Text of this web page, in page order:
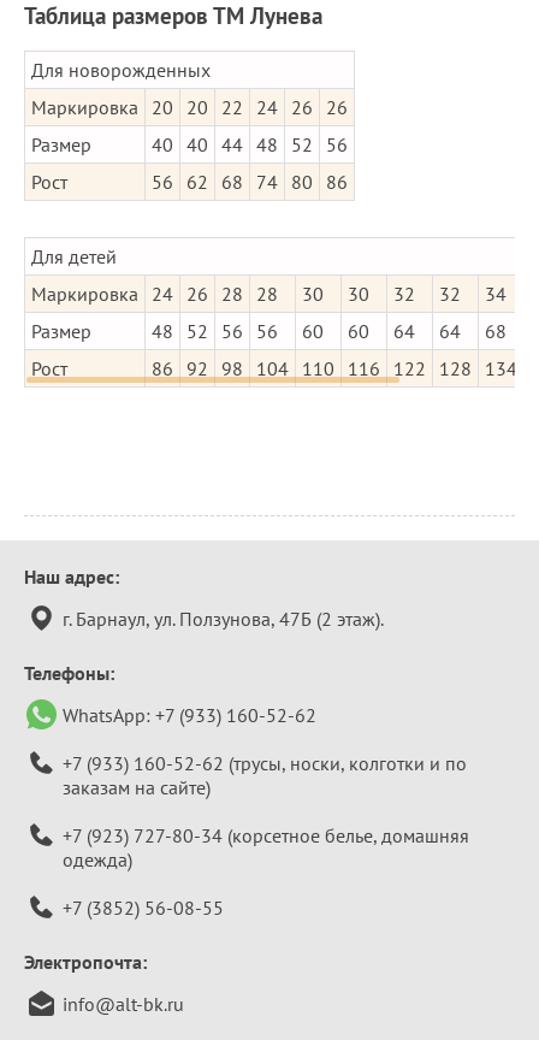
Таблица размеров ТМ Лунева
Для новорожденных
Маркировка
20 20 22 24 26
26
Размер
40 40 44 48 52
56
Рост
56 62 68 74 80 86
Для детей
Маркировка
24 26 28 28 30 30 32 32 34
Размер
48 52 56 56 60 60 64 64 68
Рост
86 92 98 104 110 116 122 128 134
Контактная
информация
Наш адрес:
г. Барнаул, ул. Ползунова, 47Б (2 этаж).
Телефоны:
WhatsApp: +7 (933) 160-52-62
+7 (933) 160-52-62 (трусы, носки, колготки и по
заказам на сайте)
+7 (923) 727-80-34 (корсетное белье, домашняя
одежда)
+7 (3852) 56-08-55
Электропочта:
info@alt-bk.ru